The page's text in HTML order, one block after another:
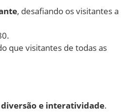
, desafiando os visitantes a
que visitantes de todas as
e interatividade.